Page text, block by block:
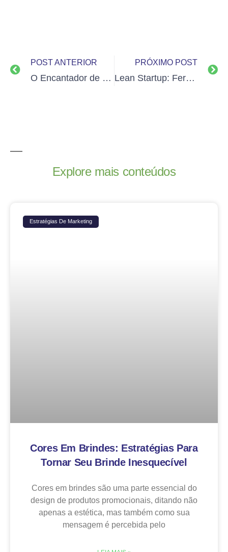
POST ANTERIOR
O Encantador de Clientes
PRÓXIMO POST
Lean Startup: Ferramentas que você precisa conhecer
Explore mais conteúdos
Estratégias De Marketing
Cores Em Brindes: Estratégias Para
Tornar Seu Brinde Inesquecível
Cores em brindes são uma parte essencial do
design de produtos promocionais, ditando não
apenas a estética, mas também como sua
mensagem é percebida pelo